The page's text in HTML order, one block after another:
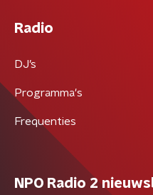
Radio
DJ’s
Programma's
Frequenties
NPO Radio 2